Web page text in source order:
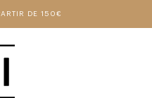
DE 150€